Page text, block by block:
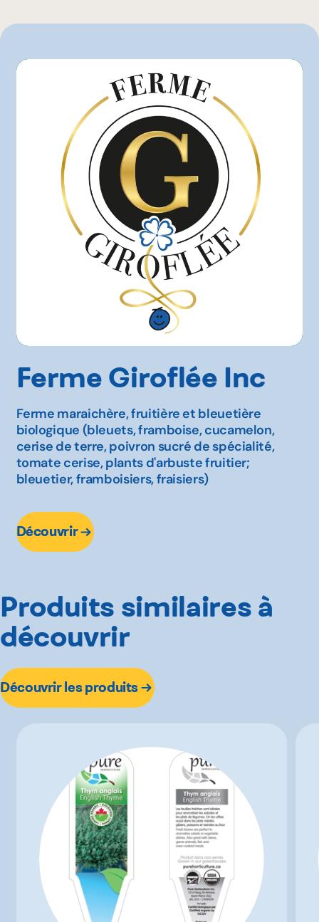
Super C
Ferme Giroflée Inc
Ferme maraichère, fruitière et bleuetière
biologique (bleuets, framboise, cucamelon,
cerise de terre, poivron sucré de spécialité,
tomate cerise, plants d'arbuste fruitier;
bleuetier, framboisiers, fraisiers)
Découvrir
Produits similaires à
découvrir
Découvrir les produits